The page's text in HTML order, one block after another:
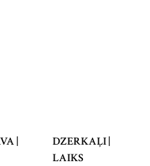
|
DZERKAĻI |
LAIKS